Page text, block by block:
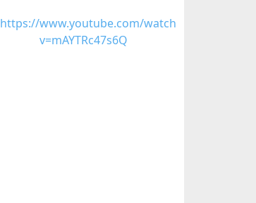
https://www.youtube.com/watch?
v=mAYTRc47s6Q